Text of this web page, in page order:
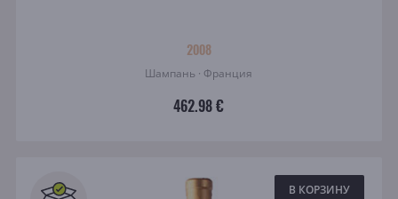
2008
Шампань · Франция
462.98 €
В КОРЗИНУ